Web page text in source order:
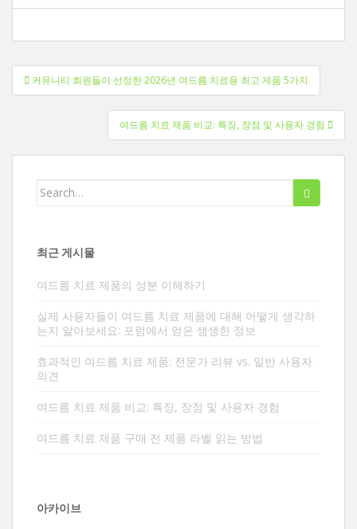
게
시
색
커뮤니티 회원들이 선정한 2026년 여드름 치료용 최고 제품 5가지
여드름 치료 제품 비교: 특징, 장점 및 사용자 경험
검
최근 게시물
여드름 치료 제품의 성분 이해하기
실제 사용자들이 여드름 치료 제품에 대해 어떻게 생각하
는지 알아보세요: 포럼에서 얻은 생생한 정보
효과적인 여드름 치료 제품: 전문가 리뷰 vs. 일반 사용자
의견
여드름 치료 제품 비교: 특징, 장점 및 사용자 경험
여드름 치료 제품 구매 전 제품 라벨 읽는 방법
아카이브